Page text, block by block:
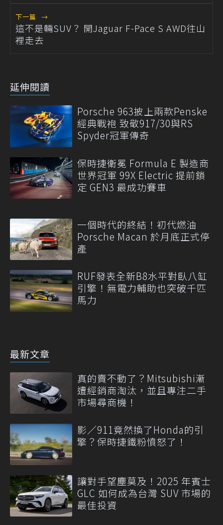
下一篇 →
這不是輛SUV？ 開Jaguar F-Pace S AWD往山
裡走去
延伸閱讀
Porsche 963披上兩款Penske
經典戰袍 致敬917/30與RS
Spyder冠軍傳奇
保時捷衛冕 Formula E 製造商
世界冠軍 99X Electric 提前鎖
定 GEN3 最成功賽車
一個時代的終結！初代燃油
Porsche Macan 於月底正式停
產
RUF發表全新B8水平對臥八缸
引擎！無電力輔助也突破千匹
馬力
最新文章
真的賣不動了？Mitsubishi漸
遭經銷商淘汰，並且專注二手
市場尋商機！
影／911竟然換了Honda的引
擎？保時捷鐵粉憤怒了！
讓對手望塵莫及！2025 年賓士
GLC 如何成為台灣 SUV 市場的
最佳投資